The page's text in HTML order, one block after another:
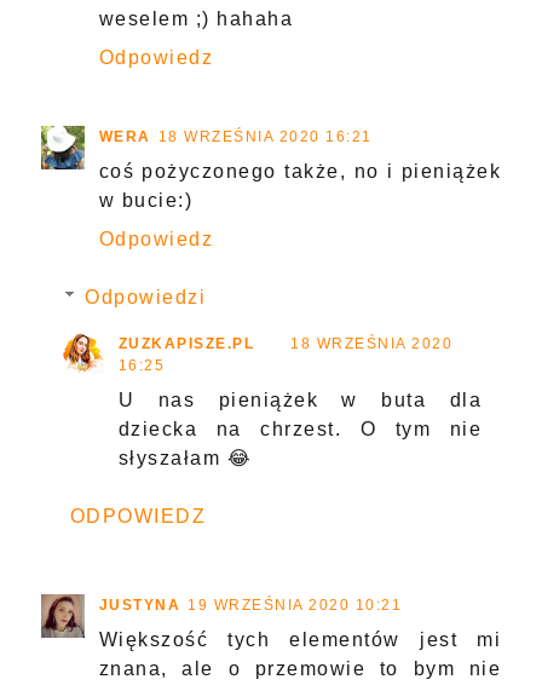
weselem ;) hahaha
Odpowiedz
WERA 18 WRZEŚNIA 2020 16:21
coś pożyczonego także, no i pieniążek
w bucie:)
Odpowiedz
Odpowiedzi
ZUZKAPISZE.PL
18 WRZEŚNIA 2020
16:25
U nas pieniążek w buta dla
dziecka na chrzest. O tym nie
słyszałam 😂
ODPOWIEDZ
JUSTYNA 19 WRZEŚNIA 2020 10:21
Większość tych elementów jest mi
znana, ale o przemowie to bym nie